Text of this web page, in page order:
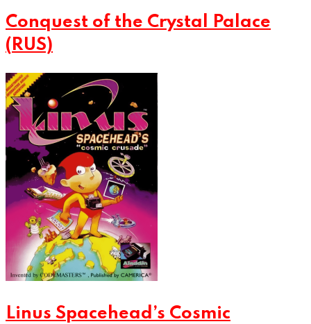
Conquest of the Crystal Palace
(RUS)
Linus Spacehead’s Cosmic